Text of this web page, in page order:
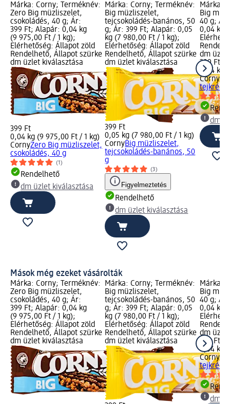
Márka: Corny; Terméknév:
Zero Big müzliszelet,
csokoládés, 40 g; Ár:
399 Ft; Alapár: 0,04 kg
(9 975,00 Ft / 1 kg);
Elérhetőség: Állapot zöld
Rendelhető, Állapot szürke
dm üzlet kiválasztása
399 Ft
0,04 kg (9 975,00 Ft / 1 kg)
CornyZero Big müzliszelet,
csokoládés, 40 g
(1)
Rendelhető
dm üzlet kiválasztása
Márka: Corny; Terméknév:
Big müzliszelet,
tejcsokoládés-banános, 50
g; Ár: 399 Ft; Alapár: 0,05
kg (7 980,00 Ft / 1 kg);
Elérhetőség: Állapot zöld
Rendelhető, Állapot szürke
dm üzlet kiválasztása
399 Ft
0,05 kg (7 980,00 Ft / 1 kg)
CornyBig müzliszelet,
tejcsokoládés-banános, 50
g
(3)
Figyelmeztetés
Rendelhető
dm üzlet kiválasztása
Márka:
Big
40 g;
0,04 kg
dm
399 Ft
0,04 kg
Corny
dm
Mások még ezeket vásárolták
Márka: Corny; Terméknév:
Zero Big müzliszelet,
csokoládés, 40 g; Ár:
399 Ft; Alapár: 0,04 kg
(9 975,00 Ft / 1 kg);
Elérhetőség: Állapot zöld
Rendelhető, Állapot szürke
dm üzlet kiválasztása
Márka: Corny; Terméknév:
Big müzliszelet,
tejcsokoládés-banános, 50
g; Ár: 399 Ft; Alapár: 0,05
kg (7 980,00 Ft / 1 kg);
Elérhetőség: Állapot zöld
Rendelhető, Állapot szürke
dm üzlet kiválasztása
Márka:
Big
40 g;
0,04 kg
dm
399 Ft
0,04 kg
Corny
dm